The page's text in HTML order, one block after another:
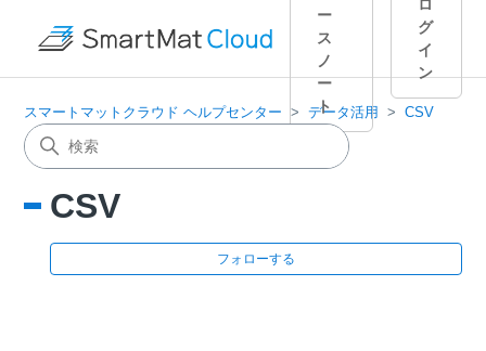
ー
ス
ノ
ー
ト
ロ
グ
イ
ン
スマートマットクラウド ヘルプセンター データ活用 CSV
CSV
フォローする